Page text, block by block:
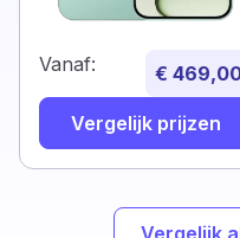
Vanaf: €
Vergelijk prijzen
Vergelijk